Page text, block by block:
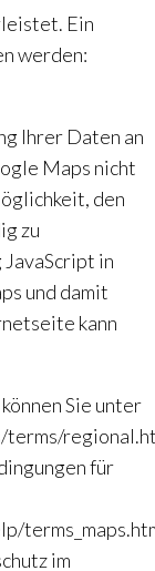
Ein
werden:
Ihrer Daten an
Maps nicht
den
zu
in
und damit
kann
Sie unter
für
im